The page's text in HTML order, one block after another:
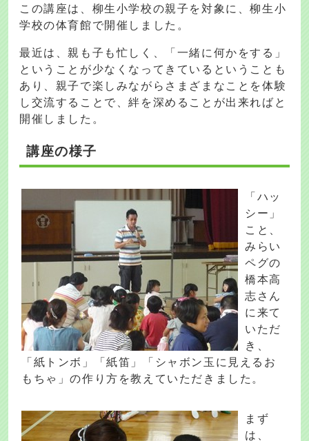
この講座は、柳生小学校の親子を対象に、柳生小
学校の体育館で開催しました。
最近は、親も子も忙しく、「一緒に何かをする」
ということが少なくなってきているということも
あり、親子で楽しみながらさまざまなことを体験
し交流することで、絆を深めることが出来ればと
開催しました。
講座の様子
「ハッ
シー」
こと、
みらい
ペグの
橋本高
志さん
に来て
いただ
き、
「紙トンボ」「紙笛」「シャボン玉に見えるお
もちゃ」の作り方を教えていただきました。
まず
は、